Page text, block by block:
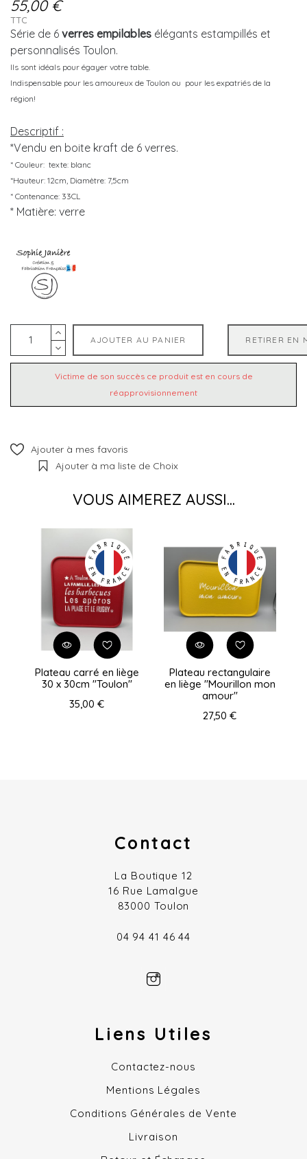
55,00 €
TTC
Série de 6 verres empilables élégants estampillés et
personnalisés Toulon.
Ils sont idéals pour égayer votre table.
Indispensable pour les amoureux de Toulon ou pour les expatriés de la
région!
Descriptif :
*Vendu en boite kraft de 6 verres.
* Couleur: texte: blanc
*Hauteur: 12cm, Diamètre: 7,5cm
* Contenance: 33CL
* Matière: verre
AJOUTER AU PANIER RETIRER EN
Victime de son succès ce produit est en cours de
réapprovisionnement
Ajouter à mes favoris
Ajouter à ma liste de Choix
VOUS AIMEREZ AUSSI...
Plateau carré en liège
30 x 30cm "Toulon"
35,00 €
Plateau rectangulaire
en liège "Mourillon mon
amour"
27,50 €
Contact
La Boutique 12
16 Rue Lamalgue
83000 Toulon
04 94 41 46 44
Liens Utiles
Contactez-nous
Mentions Légales
Conditions Générales de Vente
Livraison